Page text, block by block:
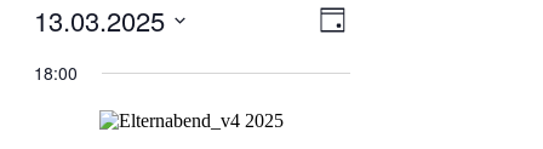
Ansichten-
Veranstaltung
Ansichten-
Navigation
Tag
13.03.2025
wählen.
18:00